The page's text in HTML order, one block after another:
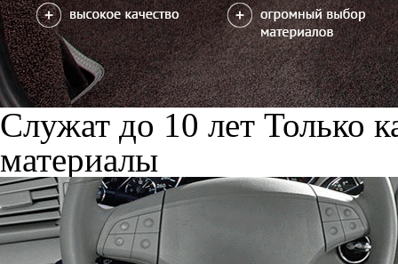
Служат до 10 лет Только
материалы